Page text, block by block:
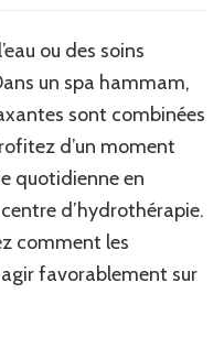
ou des soins
un spa hammam,
sont combinées
d’un moment
quotidienne en
d’hydrothérapie.
comment les
favorablement sur